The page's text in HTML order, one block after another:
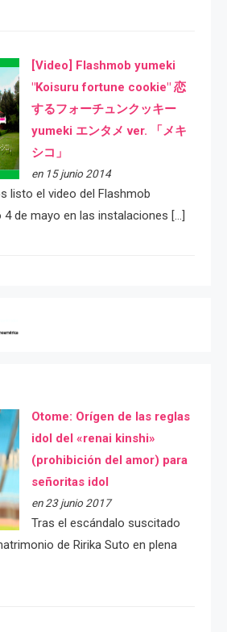
[Video] Flashmob yumeki
"Koisuru fortune cookie" 恋
するフォーチュンクッキー
yumeki エンタメ ver. 「メキ
シコ」
en 15 junio 2014
listo el video del Flashmob
4 de mayo en las instalaciones […]
Otome: Orígen de las reglas
idol del «renai kinshi»
(prohibición del amor) para
señoritas idol
en 23 junio 2017
Tras el escándalo suscitado
de Ririka Suto en plena